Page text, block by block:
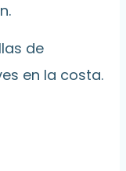
de
en la costa.